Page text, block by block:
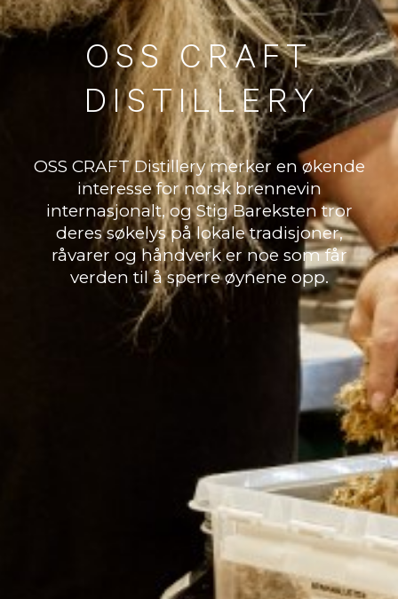
O SS CRAFT
D ISTILLERY
OSS CRAFT Distillery merker en økende
interesse for norsk brennevin
internasjonalt, og Stig Bareksten tror
deres søkelys på lokale tradisjoner,
råvarer og håndverk er noe som får
verden til å sperre øynene opp.